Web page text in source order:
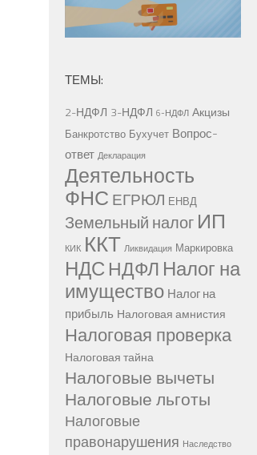
ТЕМЫ:
2-НДФЛ 3-НДФЛ 6-НДФЛ Акцизы
Банкротство Бухучет Вопрос-
ответ Декларация
Деятельность
ФНС ЕГРЮЛ ЕНВД
Земельный налог ИП
КИК ККТ Ликвидация Маркировка
НДС НДФЛ Налог на
имущество Налог на
прибыль Налоговая амнистия
Налоговая проверка
Налоговая тайна
Налоговые вычеты
Налоговые льготы
Налоговые
правонарушения Наследство